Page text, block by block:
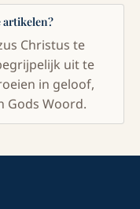
artikelen?
Christus te
uit te
in geloof,
Gods Woord.